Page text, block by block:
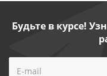
Будьте в курсе!